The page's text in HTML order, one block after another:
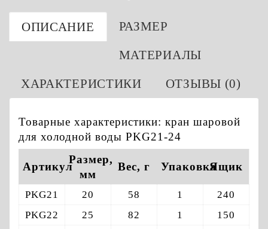
ОПИСАНИЕ
РАЗМЕР
МАТЕРИАЛЫ
ХАРАКТЕРИСТИКИ
ОТЗЫВЫ (0)
Товарные характеристики: кран шаровой
для холодной воды PKG21-24
Артикул
Размер,
мм
Вес, г УпаковкаЯщик
PKG21 20 58 1
240
PKG22
25 82 1
150